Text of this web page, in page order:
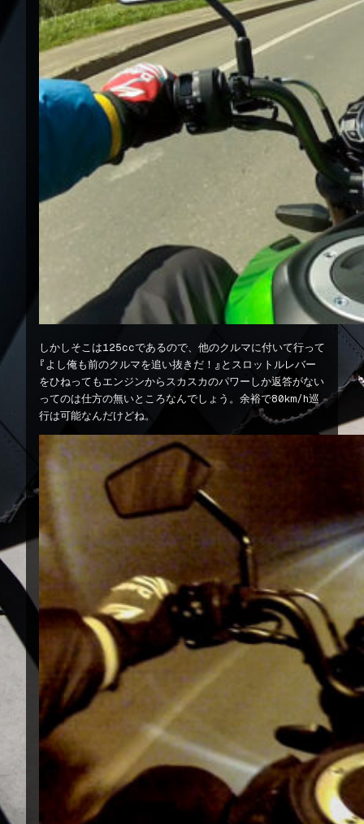
しかしそこは125ccであるので、他のクルマに付いて行って
『よし俺も前のクルマを追い抜きだ！』とスロットルレバー
をひねってもエンジンからスカスカのパワーしか返答がない
ってのは仕方の無いところなんでしょう。余裕で80km/h巡
行は可能なんだけどね。